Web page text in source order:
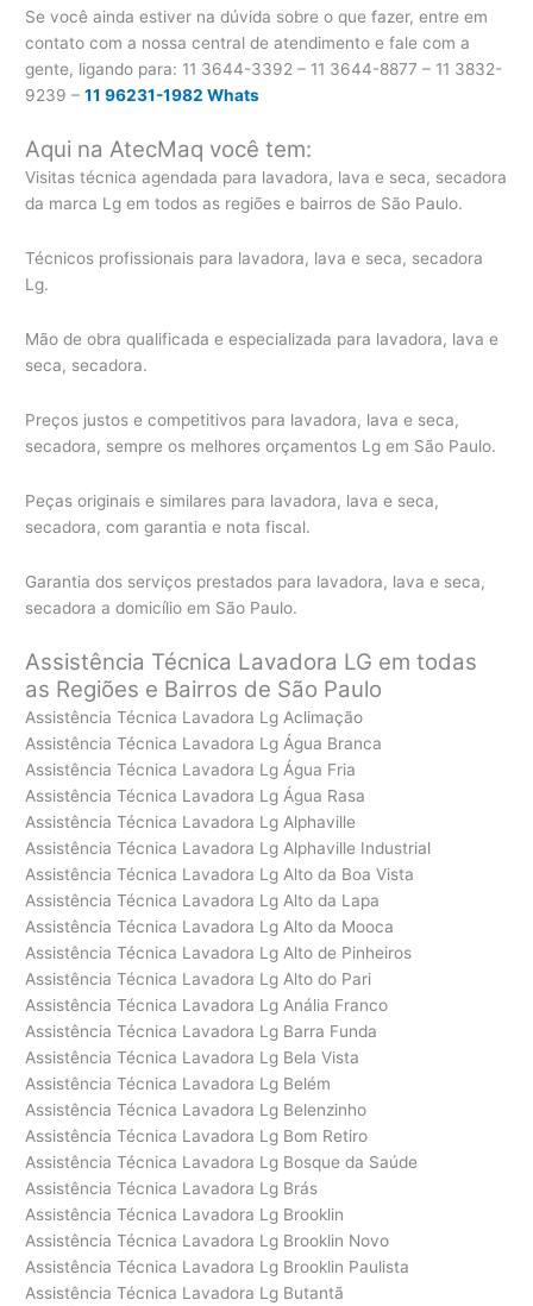
Se você ainda estiver na dúvida sobre o que fazer, entre em
contato com a nossa central de atendimento e fale com a
gente, ligando para: 11 3644-3392 – 11 3644-8877 – 11 3832-
9239 –11 96231-1982 Whats
Aqui na AtecMaq você tem:
Visitas técnica agendada para lavadora, lava e seca, secadora
da marca Lg em todos as regiões e bairros de São Paulo.
Técnicos profissionais para lavadora, lava e seca, secadora
Lg.
Mão de obra qualificada e especializada para lavadora, lava e
seca, secadora.
Preços justos e competitivos para lavadora, lava e seca,
secadora, sempre os melhores orçamentos Lg em São Paulo.
Peças originais e similares para lavadora, lava e seca,
secadora, com garantia e nota fiscal.
Garantia dos serviços prestados para lavadora, lava e seca,
secadora a domicílio em São Paulo.
Assistência Técnica Lavadora LG em todas
as Regiões e Bairros de São Paulo
Assistência Técnica Lavadora Lg Aclimação
Assistência Técnica Lavadora Lg Água Branca
Assistência Técnica Lavadora Lg Água Fria
Assistência Técnica Lavadora Lg Água Rasa
Assistência Técnica Lavadora Lg Alphaville
Assistência Técnica Lavadora Lg Alphaville Industrial
Assistência Técnica Lavadora Lg Alto da Boa Vista
Assistência Técnica Lavadora Lg Alto da Lapa
Assistência Técnica Lavadora Lg Alto da Mooca
Assistência Técnica Lavadora Lg Alto de Pinheiros
Assistência Técnica Lavadora Lg Alto do Pari
Assistência Técnica Lavadora Lg Anália Franco
Assistência Técnica Lavadora Lg Barra Funda
Assistência Técnica Lavadora Lg Bela Vista
Assistência Técnica Lavadora Lg Belém
Assistência Técnica Lavadora Lg Belenzinho
Assistência Técnica Lavadora Lg Bom Retiro
Assistência Técnica Lavadora Lg Bosque da Saúde
Assistência Técnica Lavadora Lg Brás
Assistência Técnica Lavadora Lg Brooklin
Assistência Técnica Lavadora Lg Brooklin Novo
Assistência Técnica Lavadora Lg Brooklin Paulista
Assistência Técnica Lavadora Lg Butantã